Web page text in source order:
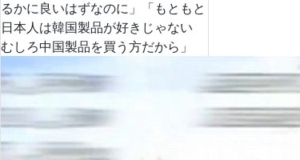
るかに良いはずなのに」「もともと
日本人は韓国製品が好きじゃない
むしろ中国製品を買う方だから」